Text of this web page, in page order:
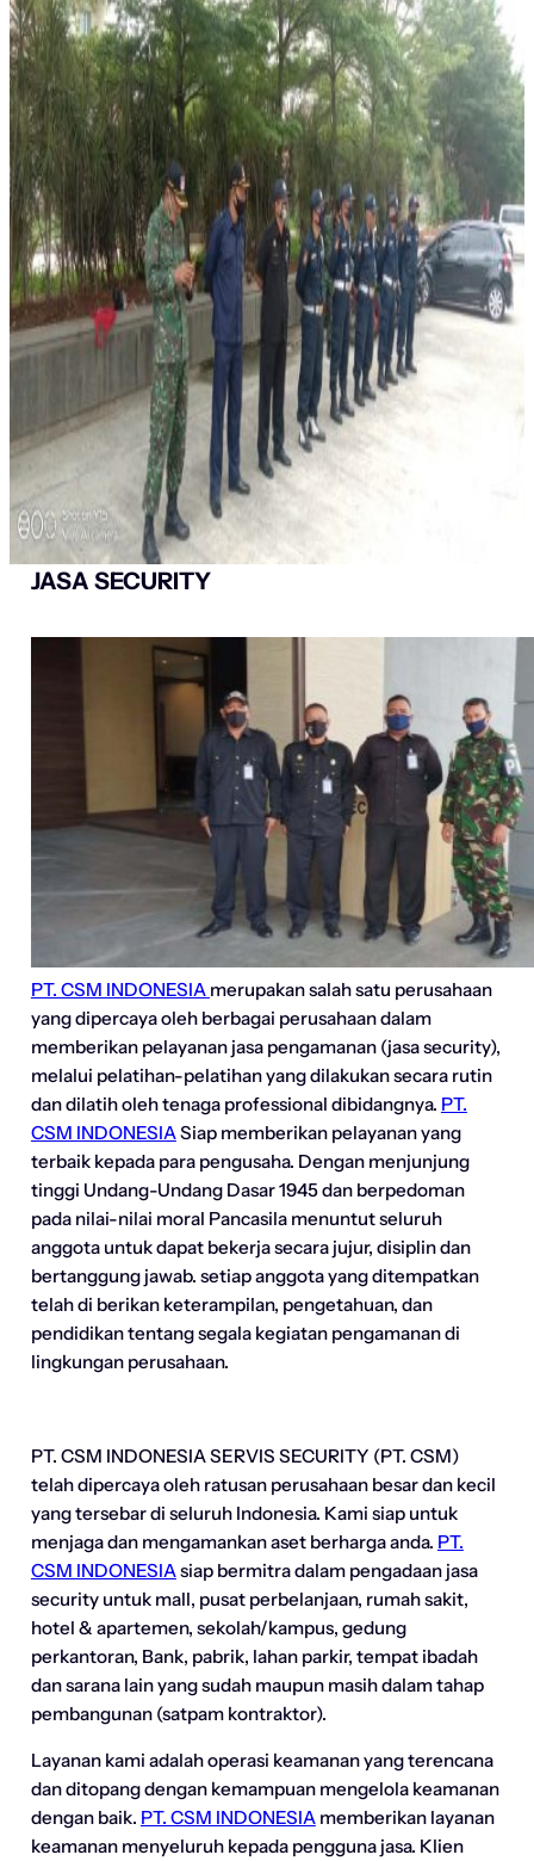
JASA SECURITY
PT. CSM INDONESIA merupakan salah satu perusahaan
yang dipercaya oleh berbagai perusahaan dalam
memberikan pelayanan jasa pengamanan (jasa security),
melalui pelatihan-pelatihan yang dilakukan secara rutin
dan dilatih oleh tenaga professional dibidangnya. PT.
CSM INDONESIASiap memberikan pelayanan yang
terbaik kepada para pengusaha. Dengan menjunjung
tinggi Undang-Undang Dasar 1945 dan berpedoman
pada nilai-nilai moral Pancasila menuntut seluruh
anggota untuk dapat bekerja secara jujur, disiplin dan
bertanggung jawab. setiap anggota yang ditempatkan
telah di berikan keterampilan, pengetahuan, dan
pendidikan tentang segala kegiatan pengamanan di
lingkungan perusahaan.
PT. CSM INDONESIA SERVIS SECURITY (PT. CSM)
telah dipercaya oleh ratusan perusahaan besar dan kecil
yang tersebar di seluruh Indonesia. Kami siap untuk
menjaga dan mengamankan aset berharga anda. PT.
CSM INDONESIAsiap bermitra dalam pengadaan jasa
security untuk mall, pusat perbelanjaan, rumah sakit,
hotel & apartemen, sekolah/kampus, gedung
perkantoran, Bank, pabrik, lahan parkir, tempat ibadah
dan sarana lain yang sudah maupun masih dalam tahap
pembangunan (satpam kontraktor).
Layanan kami adalah operasi keamanan yang terencana
dan ditopang dengan kemampuan mengelola keamanan
dengan baik. PT. CSM INDONESIAmemberikan layanan
keamanan menyeluruh kepada pengguna jasa. Klien